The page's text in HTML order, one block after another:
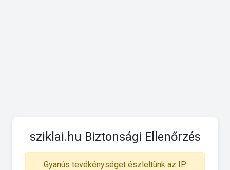
sziklai.hu Biztonsági Ellenőrzés
Gyanús tevékénységet észleltünk az IP